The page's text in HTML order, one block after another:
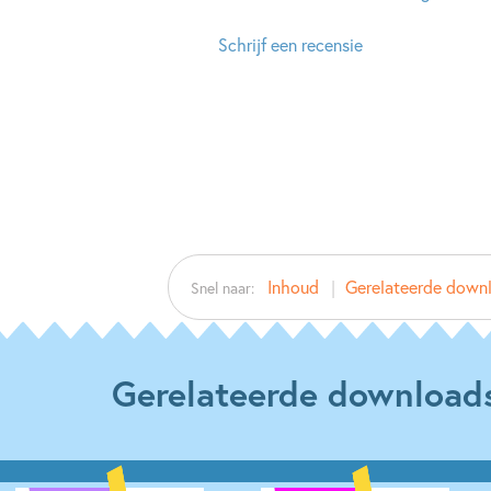
Schrijf een recensie
Snel naar: Inhoud Gerelateerde
Gerelateerde